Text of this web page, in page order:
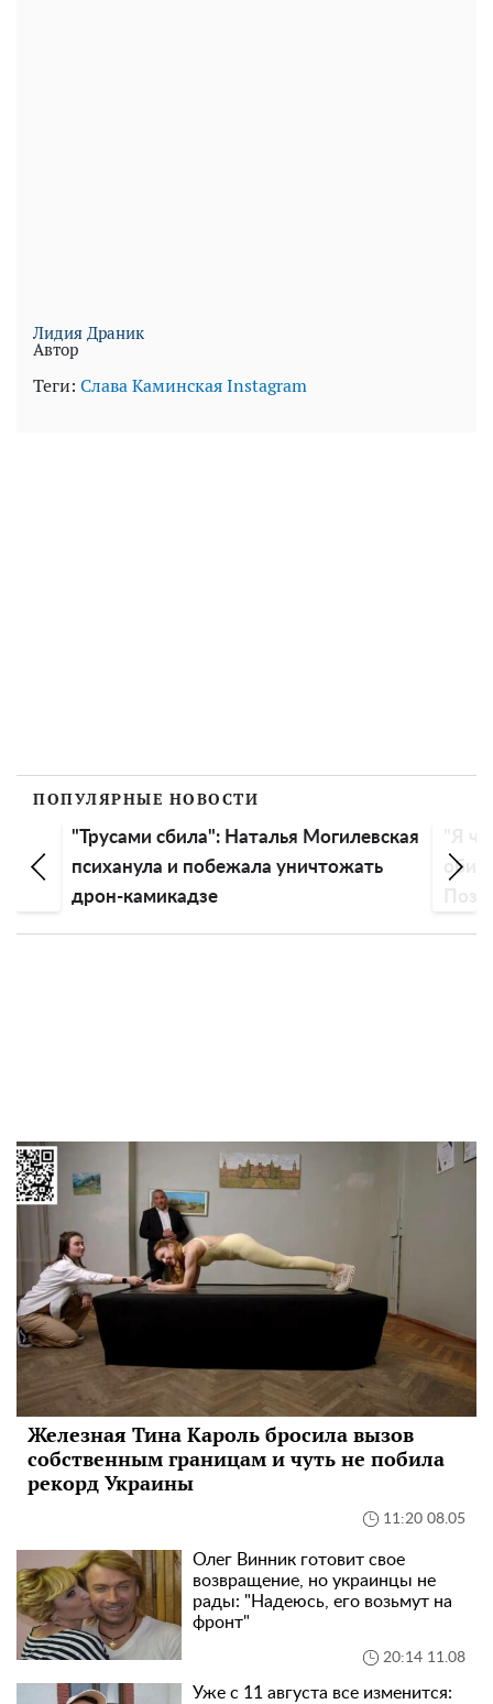
Лидия Драник
Автор
Теги: Слава КаминскаяInstagram
ПОПУЛЯРНЫЕ НОВОСТИ
"Трусами сбила": Наталья Могилевская
психанула и побежала уничтожать
дрон-камикадзе
Железная Тина Кароль бросила вызов
собственным границам и чуть не побила
рекорд Украины
11:20 08.05
Олег Винник готовит свое
возвращение, но украинцы не
рады: "Надеюсь, его возьмут на
фронт"
20:14 11.08
Уже с 11 августа все изменится: